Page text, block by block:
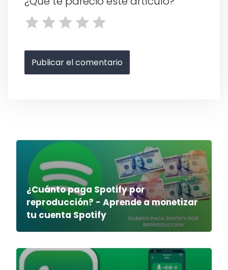
¿Cuánto paga Spotify por
reproducción? - Aprende a monetizar
tu cuenta Spotify